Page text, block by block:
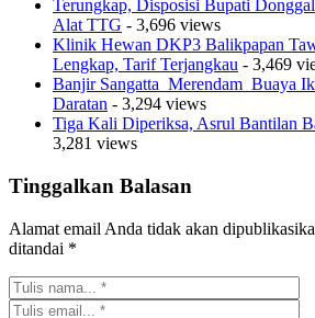
Terungkap, Disposisi Bupati
Alat TTG - 3,696 views
Klinik Hewan DKP3 Balikpapan
Lengkap, Tarif Terjangkau - 3,469
Banjir Sangatta Merendam Buaya
Daratan - 3,294 views
Tiga Kali Diperiksa, Asrul Bantilan
3,281 views
Tinggalkan Balasan
Alamat email Anda tidak akan
ditandai *